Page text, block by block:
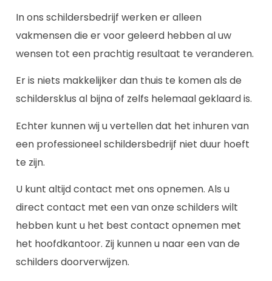
In ons schildersbedrijf werken er alleen
vakmensen die er voor geleerd hebben al uw
wensen tot een prachtig resultaat te veranderen.
Er is niets makkelijker dan thuis te komen als de
schildersklus al bijna of zelfs helemaal geklaard is.
Echter kunnen wij u vertellen dat het inhuren van
een professioneel schildersbedrijf niet duur hoeft
te zijn.
U kunt altijd contact met ons opnemen. Als u
direct contact met een van onze schilders wilt
hebben kunt u het best contact opnemen met
het hoofdkantoor. Zij kunnen u naar een van de
schilders doorverwijzen.